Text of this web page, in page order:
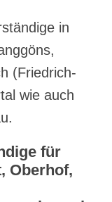
in
(Friedrich-
wie auch
für
Oberhof,